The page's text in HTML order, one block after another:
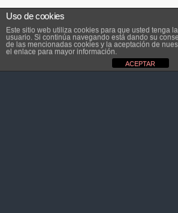
Uso de cookies
Este sitio web utiliza cookies para que usted tenga
usuario. Si continúa navegando está dando su
de las mencionadas cookies y la aceptación de
el enlace para mayor información.
ACEPTAR